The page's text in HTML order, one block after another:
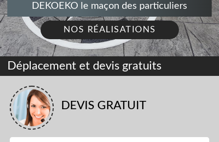
DEKOEKO le maçon des particuliers
NOS RÉALISATIONS
Déplacement et devis gratuits
DEVIS GRATUIT